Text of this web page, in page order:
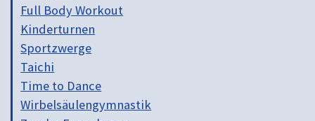
Full Body Workout
Kinderturnen
Sportzwerge
Taichi
Time to Dance
Wirbelsäulengymnastik